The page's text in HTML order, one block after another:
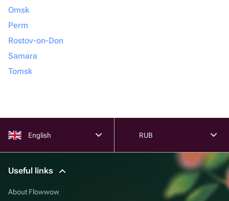
Omsk
Perm
Rostov-on-Don
Samara
Tomsk
English RUB
Useful links
About Flowwow